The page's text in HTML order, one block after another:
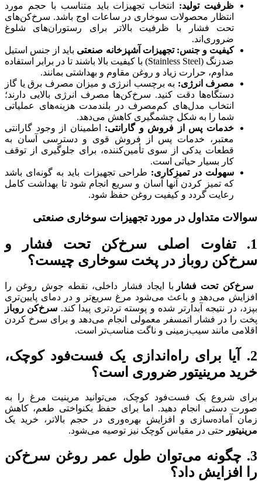
ظرفیت تولید: انتخاب تجهیزات باید متناسب با حجم مورد
انتظار محصولات سوخاری در ساعات اوج باشد. سرخ‌کن‌های
تحت فشار با ظرفیت بالاتر برای رستوران‌های شلوغ
ضروری‌اند.
کیفیت و جنس: تجهیزات آشپزخانه صنعتی باید از جنس استیل
ضدزنگ (Stainless Steel) با کیفیت بالا باشند تا در برابر استفاده
مداوم، حرارت زیاد و روغن مقاوم و بهداشتی بمانند.
مصرف انرژی: به برچسب انرژی و میزان مصرف برق یا گاز
دستگاه‌ها دقت کنید. سرخ‌کن‌ها مصرف انرژی بالایی دارند؛
انتخاب مدل‌های کم‌مصرف در بلندمدت هزینه‌های عملیاتی
شما را به شکل چشمگیری کاهش می‌دهد.
خدمات پس از فروش و گارانتی: اطمینان از وجود گارانتی
معتبر، خدمات پس از فروش قوی و دسترسی آسان به
قطعات یدکی از سوی تأمین‌کننده، برای جلوگیری از توقف
کار بسیار حیاتی است.
سهولت در تمیزکاری: طراحی تجهیزات باید به گونه‌ای باشد
که تمیز کردن آنها آسان و سریع انجام شود تا بهداشت کامل
رعایت گردد و کیفیت روغن حفظ شود.
سوالات متداول در مورد تجهیزات سوخاری صنعتی
1. تفاوت اصلی سرخ‌کن تحت فشار و
سرخ‌کن روباز در پخت سوخاری چیست؟
سرخ‌کن تحت فشار با ایجاد فشار داخلی، نقطه جوش روغن را
افزایش می‌دهد و باعث می‌شود مرغ سریع‌تر و در دمای پایین‌تری
بپزد، در نتیجه آبدارتر شده و پوسته تردتری پیدا کند. سرخ‌کن روباز
پخت را در فشار اتمسفر معمولی انجام می‌دهد و برای سرخ کردن
اقلامی مانند سیب‌زمینی و ناگت مناسب‌تر است.
2. آیا برای راه‌اندازی یک فست‌فود کوچک،
خرید مرینیتور ضروری است؟
برای شروع یک فست‌فود کوچک، می‌توانید مرینیت مرغ را به
صورت دستی انجام دهید. اما برای حفظ یکنواختی طعم، کاهش
زمان آماده‌سازی و افزایش بهره‌وری در حجم بالاتر، خرید یک
مرینیتور حتی در مقیاس کوچک نیز توصیه می‌شود.
3. چگونه می‌توان طول عمر روغن سرخ‌کن
را افزایش داد؟